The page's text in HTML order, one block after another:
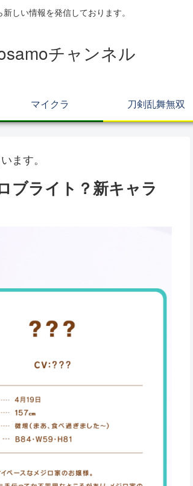
しい情報を発信しております。
チャンネル
マイクラ 刀剣乱舞無双
ます。
ブライト？新キャラ